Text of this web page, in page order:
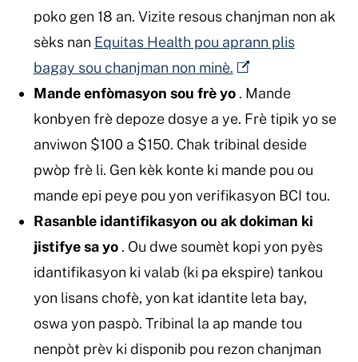
poko gen 18 an. Vizite resous chanjman non ak
sèks nan Equitas Health pou aprann plis
bagay sou chanjman non minè.
Mande enfòmasyon sou frè yo. Mande
konbyen frè depoze dosye a ye. Frè tipik yo se
anviwon $100 a $150. Chak tribinal deside
pwòp frè li. Gen kèk konte ki mande pou ou
mande epi peye pou yon verifikasyon BCI tou.
Rasanble idantifikasyon ou ak dokiman ki
jistifye sa yo. Ou dwe soumèt kopi yon pyès
idantifikasyon ki valab (ki pa ekspire) tankou
yon lisans chofè, yon kat idantite leta bay,
oswa yon paspò. Tribinal la ap mande tou
nenpòt prèv ki disponib pou rezon chanjman